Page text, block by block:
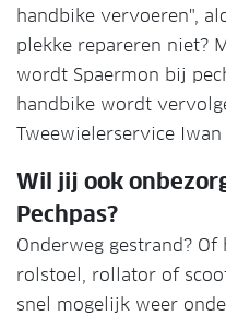
handbike vervoeren",
plekke repareren niet?
wordt Spaermon bij
handbike wordt
Tweewielerservice Iwan
Wil jij ook
Pechpas?
Onderweg gestrand?
rolstoel, rollator of
snel mogelijk weer